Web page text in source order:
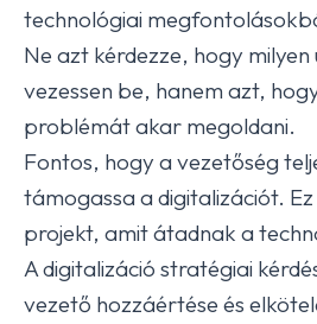
technológiai
Ne azt kérdezze, hogy
vezessen be, hanem azt,
problémát akar megoldani.
Fontos, hogy a vezetőség
támogassa a digitalizációt.
projekt, amit átadnak a
A digitalizáció stratégiai
vezető hozzáértése és